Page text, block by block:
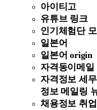
아이티고
유튜브 링크
인기체험단
일본어
일본어 origin
자격동이메일
자격정보 세
정보 메일링
채용정보 취